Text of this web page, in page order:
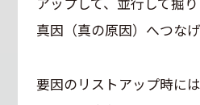
真因（真の原因）へつなげ
要因のリストアップ時に